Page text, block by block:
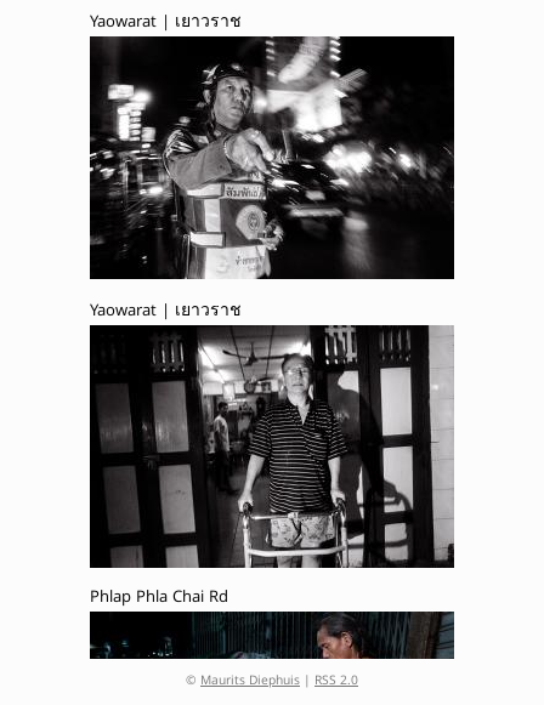
Yaowarat | เยาวราช
Yaowarat | เยาวราช
Phlap Phla Chai Rd
© Maurits Diephuis | RSS 2.0